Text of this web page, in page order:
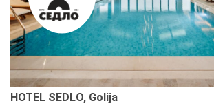
HOTEL SEDLO, Golija